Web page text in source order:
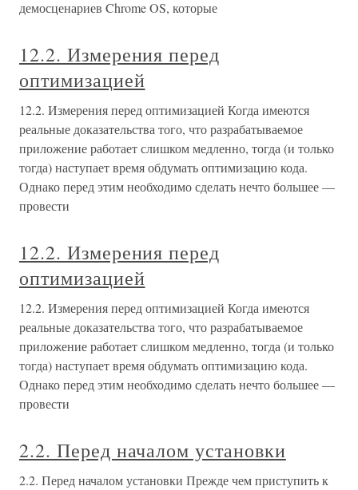
демосценариев Chrome OS, которые
12.2. Измерения перед
оптимизацией
12.2. Измерения перед оптимизацией Когда имеются
реальные доказательства того, что разрабатываемое
приложение работает слишком медленно, тогда (и только
тогда) наступает время обдумать оптимизацию кода.
Однако перед этим необходимо сделать нечто большее —
провести
12.2. Измерения перед
оптимизацией
12.2. Измерения перед оптимизацией Когда имеются
реальные доказательства того, что разрабатываемое
приложение работает слишком медленно, тогда (и только
тогда) наступает время обдумать оптимизацию кода.
Однако перед этим необходимо сделать нечто большее —
провести
2.2. Перед началом установки
2.2. Перед началом установки Прежде чем приступить к